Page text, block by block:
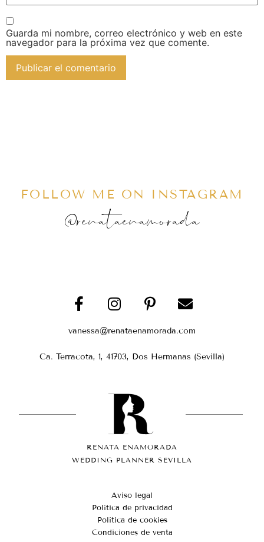
Guarda mi nombre, correo electrónico y web en este
navegador para la próxima vez que comente.
FOLLOW ME ON INSTAGRAM
@renataenamorada
vanessa@renataenamorada.com
Ca. Terracota, 1, 41703, Dos Hermanas (Sevilla)
RENATA ENAMORADA
WEDDING PLANNER SEVILLA
Aviso legal
Política de privacidad
Política de cookies
Condiciones de venta